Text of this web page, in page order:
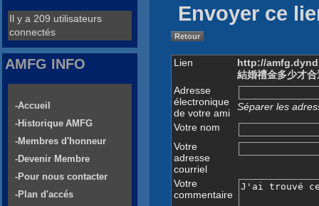
Envoyer ce
Retour
Lien
http://
結婚禮金多少才
Adresse
électronique
de votre ami
Séparer les
Votre nom
Votre
adresse
courriel
Votre
commentaire
Il y a 209 utilisateurs
connectés
AMFG INFO
-Accueil
-Historique AMFG
-Membres d'honneur
-Devenir Membre
-Pour nous contacter
-Plan d'accés